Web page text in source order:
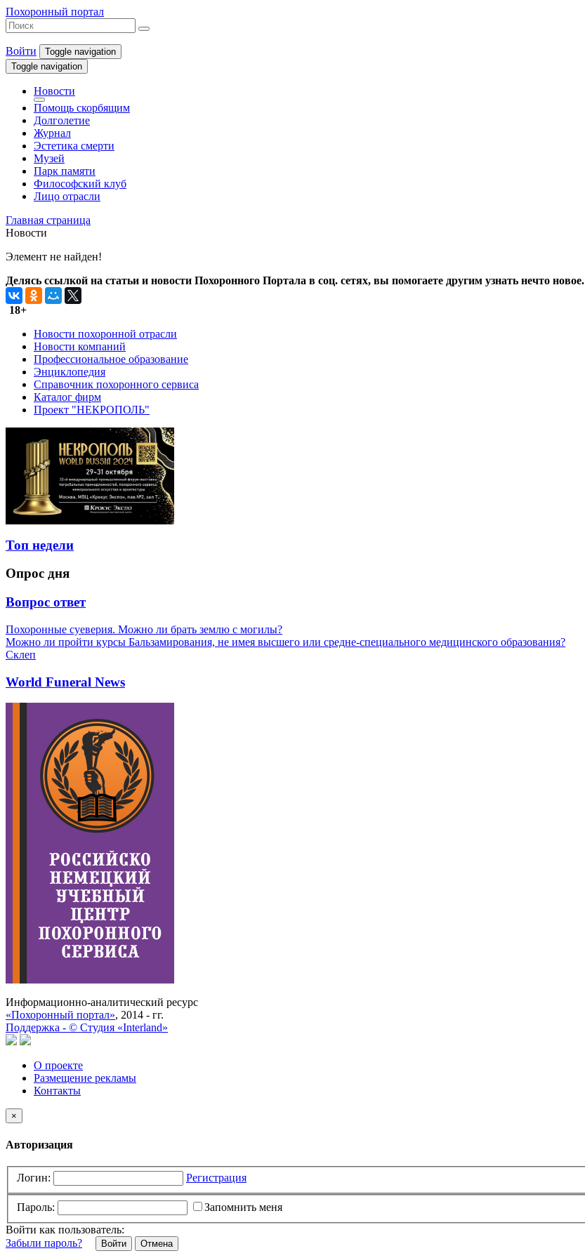
Похоронный портал
Войти
Toggle navigation
Toggle navigation
Новости
Помощь скорбящим
Долголетие
Журнал
Эстетика смерти
Музей
Парк памяти
Философский клуб
Лицо отрасли
Главная страница
Новости
Элемент не найден!
Делясь ссылкой на статьи и новости Похоронного Портала в соц. сетях, вы помогаете другим узнать нечто новое.
18+
Новости похоронной отрасли
Новости компаний
Профессиональное образование
Энциклопедия
Справочник похоронного сервиса
Каталог фирм
Проект "НЕКРОПОЛЬ"
Топ недели
Опрос дня
Вопрос ответ
Похоронные суеверия. Можно ли брать землю с могилы?
Можно ли пройти курсы Бальзамирования, не имея высшего или средне-специального медицинского образования?
Склеп
World Funeral News
Информационно-аналитический ресурс
«Похоронный портал», 2014 - гг.
Поддержка - © Cтудия «Interland»
О проекте
Размещение рекламы
Контакты
×
Авторизация
Логин: Регистрация
Пароль:
Запомнить меня
Войти как пользователь:
Забыли пароль?
Отмена